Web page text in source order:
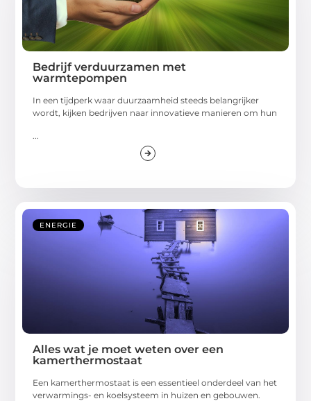
Bedrijf verduurzamen met
warmtepompen
In een tijdperk waar duurzaamheid steeds belangrijker
wordt, kijken bedrijven naar innovatieve manieren om hun
ENERGIE
Alles wat je moet weten over een
kamerthermostaat
Een kamerthermostaat is een essentieel onderdeel van het
verwarmings- en koelsysteem in huizen en gebouwen.